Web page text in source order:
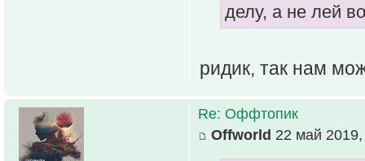
делу, а не лей
ридик, так нам
Re: Оффтопик
Offworld 22 май